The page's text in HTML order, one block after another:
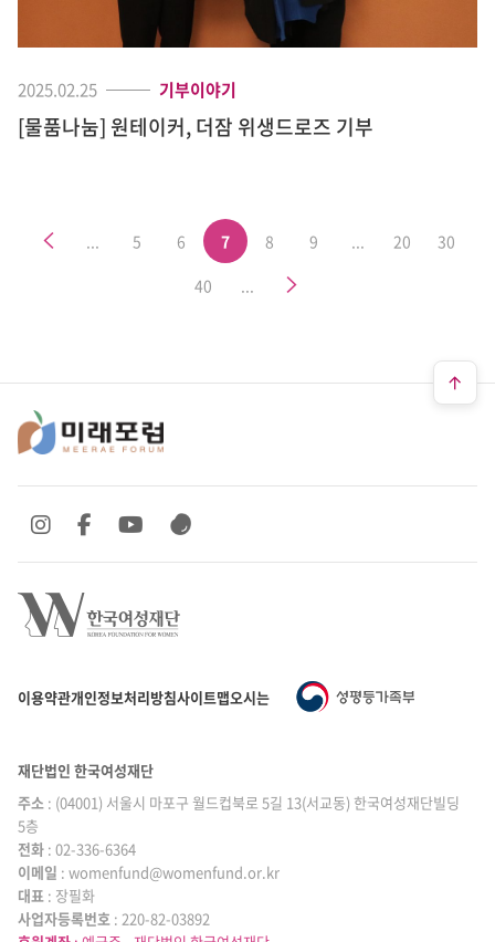
2025.02.25 기부이야기
[물품나눔] 원테이커, 더잠 위생드로즈 기부
이전 ... 5 6 7 8 9 ... 20
30
40
... 다음
이용약관개인정보처리방침사이트맵오시는 길
SNS 바로가기
SNS 바로가기SNS 바로가기
SNS 바로가기
재단법인 한국여성재단
주소 : (04001) 서울시 마포구 월드컵북로 5길 13(서교동) 한국여성재단빌딩
5층
전화 : 02-336-6364
|
이메일 : womenfund@womenfund.or.kr
|
대표 : 장필화
|
사업자등록번호 : 220-82-03892